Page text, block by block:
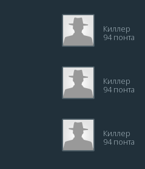
Киллер
94 понта
Киллер
94 понта
Киллер
94 понта